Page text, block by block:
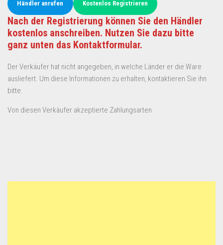
Händler anrufen Kostenlos Registrieren
Nach der Registrierung können Sie den Händler
kostenlos anschreiben. Nutzen Sie dazu bitte
ganz unten das Kontaktformular.
Der Verkäufer hat nicht angegeben, in welche Länder er die Ware
ausliefert. Um diese Informationen zu erhalten, kontaktieren Sie ihn
bitte.
Von diesen Verkäufer akzeptierte Zahlungsarten